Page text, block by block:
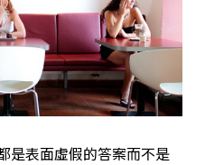
是表面虛假的答案而不是